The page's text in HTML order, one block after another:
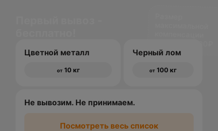
Цветной металл
от 10 кг
Черный лом
от 100 кг
Не вывозим. Не принимаем.
Посмотреть весь список